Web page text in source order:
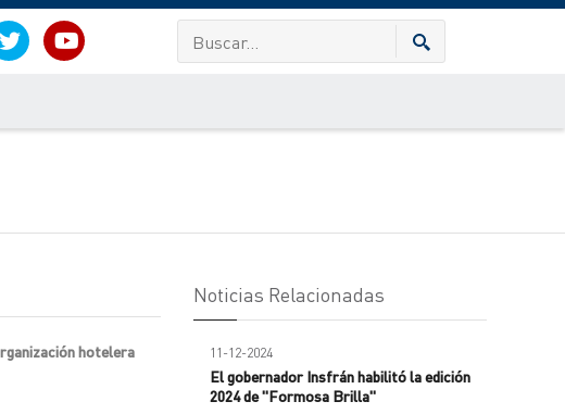
hotelera
Noticias Relacionadas
11-12-2024
El gobernador Insfrán habilitó la edición
2024 de "Formosa Brilla"